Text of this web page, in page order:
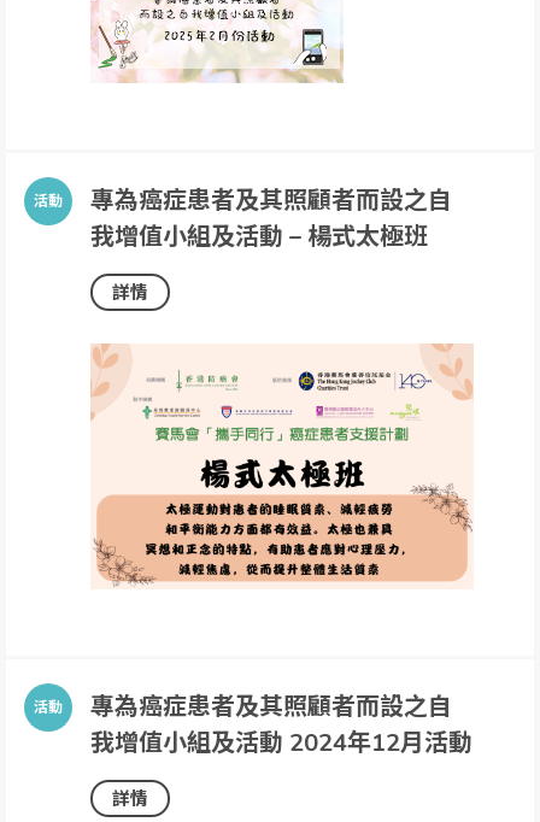
專為癌症患者及其照顧者而設之自
我增值小組及活動 – 楊式太極班
詳情
專為癌症患者及其照顧者而設之自
我增值小組及活動 2024年12月活動
詳情